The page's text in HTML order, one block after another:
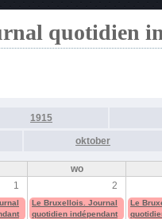
quotidien
1915
oktober
wo
1 2
Le Bruxellois. Journal
quotidien indépendant
Le